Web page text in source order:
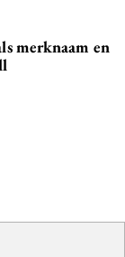
merknaam en